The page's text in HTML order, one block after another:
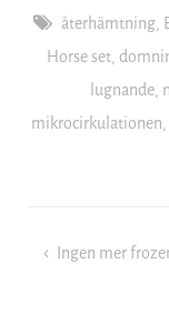
återhämtning,
Horse set,
lugnande,
mikrocirkulationen,
Ingen mer